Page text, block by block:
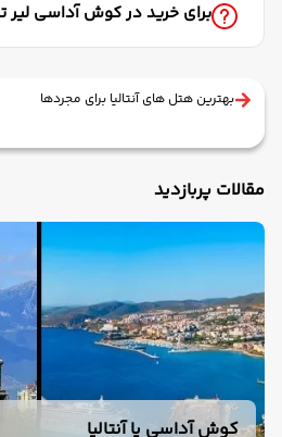
برای خرید در کوش آداسی لیر
بهترین هتل های آنتالیا برای مجردها
مقالات پربازدید
کوش آداسی یا آنتالیا